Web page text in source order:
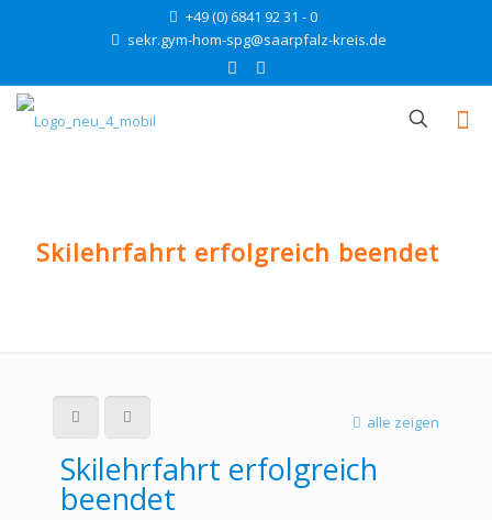
+49 (0) 6841 92 31 - 0
sekr.gym-hom-spg@saarpfalz-kreis.de
Skilehrfahrt erfolgreich beendet
alle zeigen
Skilehrfahrt erfolgreich
beendet